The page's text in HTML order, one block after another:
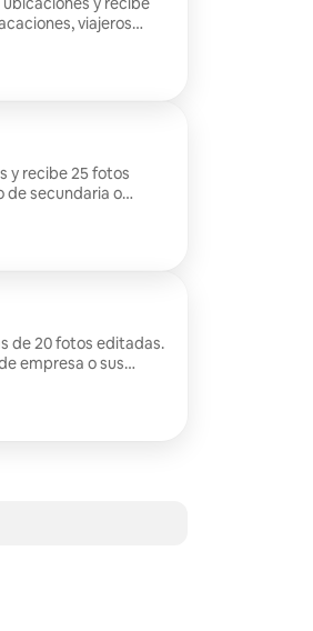
viajeros
y recibe 25 fotos
de secundaria o
de 20 fotos editadas.
empresa o sus